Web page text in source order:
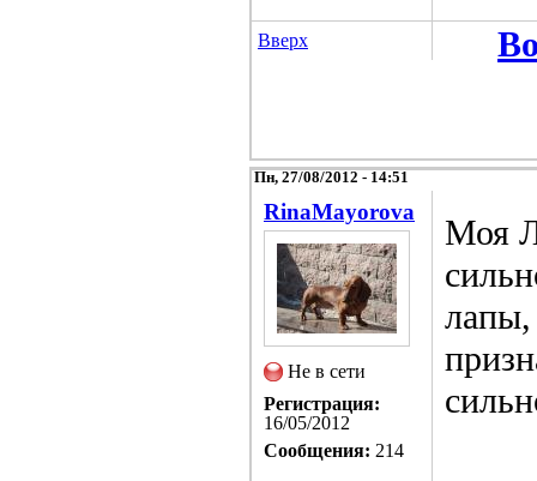
Вверх
Пн, 27/08/2012 - 14:51
RinaMayorova
Не в сети
Регистрация:
16/05/2012
Сообщения: 214
Моя